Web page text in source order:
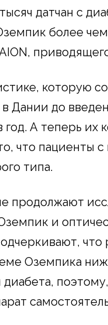
датчан с
более
которую
в Дании до
год. А теперь их
что пациенты
типа.
продолжают
и
Оземпика
диабета,